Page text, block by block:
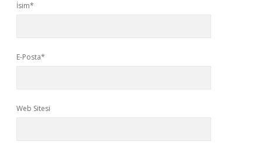
İsim*
E-Posta*
Web Sitesi